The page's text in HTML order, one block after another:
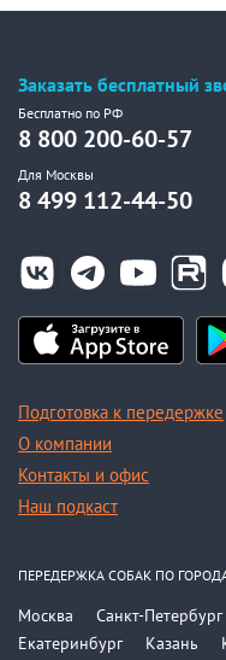
Заказать бесплатный
Бесплатно по РФ
8 800 200-60-57
Для Москвы
8 499 112-44-50
Подготовка к передержке
О компании
Контакты и офис
Наш подкаст
ПЕРЕДЕРЖКА СОБАК ПО
Москва Санкт-Петербург
Екатеринбург
Казань